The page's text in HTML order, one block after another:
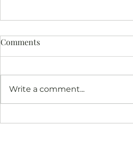
Comments
Write a comment...